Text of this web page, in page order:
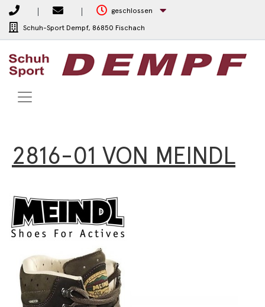
geschlossen
Schuh-Sport Dempf, 86850 Fischach
2816-01 VON MEINDL